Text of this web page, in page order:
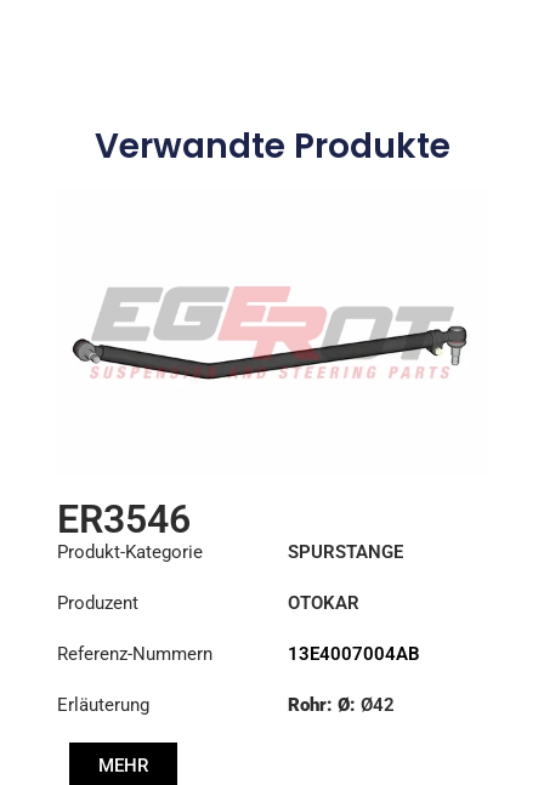
Verwandte Produkte
ER3546
Produkt-Kategorie SPURSTANGE
Produzent OTOKAR
Referenz-Nummern 13E4007004AB
Erläuterung Rohr: Ø: Ø42
MEHR